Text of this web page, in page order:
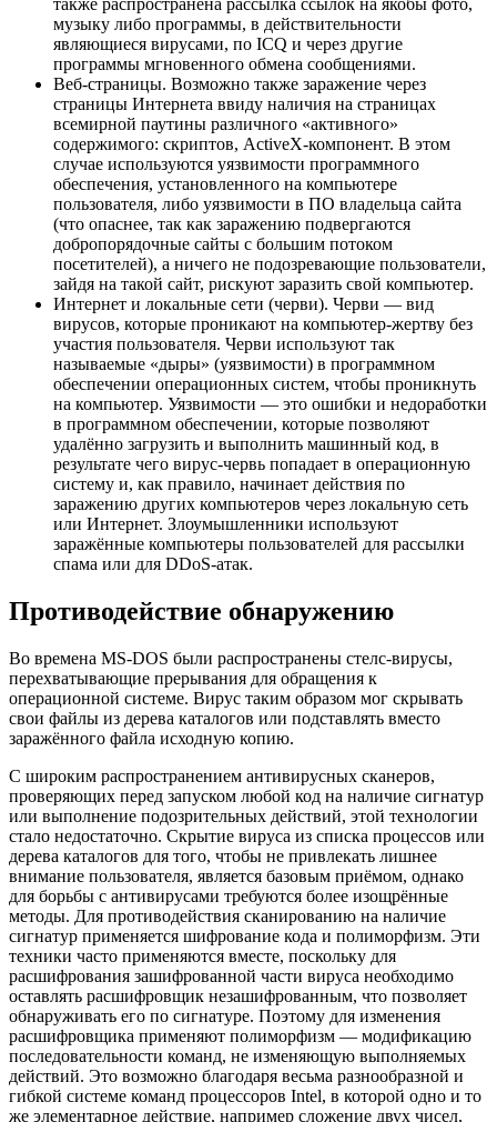
также распространена рассылка ссылок на якобы фото,
музыку либо программы, в действительности
являющиеся вирусами, по ICQ и через другие
программы мгновенного обмена сообщениями.
Веб-страницы. Возможно также заражение через
страницы Интернета ввиду наличия на страницах
всемирной паутины различного «активного»
содержимого: скриптов, ActiveX-компонент. В этом
случае используются уязвимости программного
обеспечения, установленного на компьютере
пользователя, либо уязвимости в ПО владельца сайта
(что опаснее, так как заражению подвергаются
добропорядочные сайты с большим потоком
посетителей), а ничего не подозревающие пользователи,
зайдя на такой сайт, рискуют заразить свой компьютер.
Интернет и локальные сети (черви). Черви — вид
вирусов, которые проникают на компьютер-жертву без
участия пользователя. Черви используют так
называемые «дыры» (уязвимости) в программном
обеспечении операционных систем, чтобы проникнуть
на компьютер. Уязвимости — это ошибки и недоработки
в программном обеспечении, которые позволяют
удалённо загрузить и выполнить машинный код, в
результате чего вирус-червь попадает в операционную
систему и, как правило, начинает действия по
заражению других компьютеров через локальную сеть
или Интернет. Злоумышленники используют
заражённые компьютеры пользователей для рассылки
спама или для DDoS-атак.
Противодействие обнаружению
Во времена MS-DOS были распространены стелс-вирусы,
перехватывающие прерывания для обращения к
операционной системе. Вирус таким образом мог скрывать
свои файлы из дерева каталогов или подставлять вместо
заражённого файла исходную копию.
С широким распространением антивирусных сканеров,
проверяющих перед запуском любой код на наличие сигнатур
или выполнение подозрительных действий, этой технологии
стало недостаточно. Скрытие вируса из списка процессов или
дерева каталогов для того, чтобы не привлекать лишнее
внимание пользователя, является базовым приёмом, однако
для борьбы с антивирусами требуются более изощрённые
методы. Для противодействия сканированию на наличие
сигнатур применяется шифрование кода и полиморфизм. Эти
техники часто применяются вместе, поскольку для
расшифрования зашифрованной части вируса необходимо
оставлять расшифровщик незашифрованным, что позволяет
обнаруживать его по сигнатуре. Поэтому для изменения
расшифровщика применяют полиморфизм — модификацию
последовательности команд, не изменяющую выполняемых
действий. Это возможно благодаря весьма разнообразной и
гибкой системе команд процессоров Intel, в которой одно и то
же элементарное действие, например сложение двух чисел,